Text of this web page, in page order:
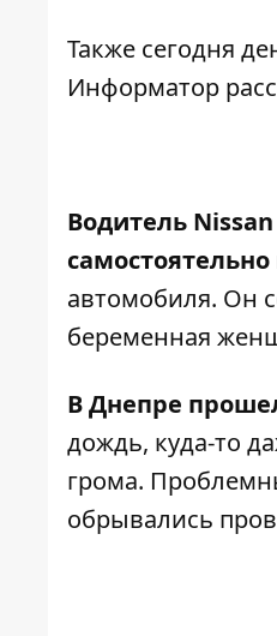
Также сегодня
Информатор
Водитель
автомобиля. Он
беременная
В Днепре
дождь, куда-то
грома.
обрывались